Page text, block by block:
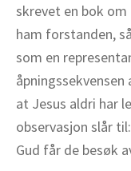
skrevet en bok
ham forstanden,
som en
at Jesus aldri har
observasjon slår
Gud får de besøk